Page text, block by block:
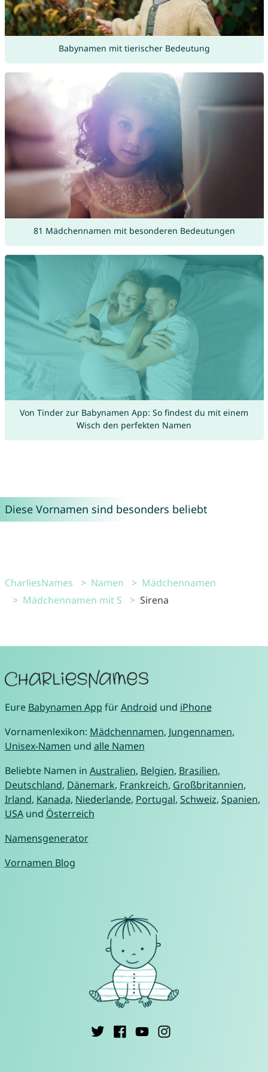
Babynamen mit tierischer Bedeutung
81 Mädchennamen mit besonderen Bedeutungen
Von Tinder zur Babynamen App: So findest du mit einem
Wisch den perfekten Namen
Diese Vornamen sind besonders beliebt
CharliesNames Namen
Mädchennamen
Mädchennamen mit S
Sirena
Eure Babynamen App fürAndroid und iPhone
Vornamenlexikon: Mädchennamen, Jungennamen,
Unisex-Namen und alle Namen
Beliebte Namen in Australien, Belgien, Brasilien,
Deutschland, Dänemark, Frankreich, Großbritannien,
Irland, Kanada, Niederlande, Portugal, Schweiz, Spanien,
USAund Österreich
Namensgenerator
Vornamen Blog